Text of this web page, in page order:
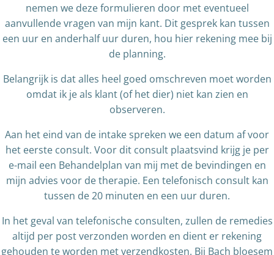
nemen we deze formulieren door met eventueel
aanvullende vragen van mijn kant. Dit gesprek kan tussen
een uur en anderhalf uur duren, hou hier rekening mee bij
de planning.
Belangrijk is dat alles heel goed omschreven moet worden
omdat ik je als klant (of het dier) niet kan zien en
observeren.
Aan het eind van de intake spreken we een datum af voor
het eerste consult. Voor dit consult plaatsvind krijg je per
e-mail een Behandelplan van mij met de bevindingen en
mijn advies voor de therapie. Een telefonisch consult kan
tussen de 20 minuten en een uur duren.
In het geval van telefonische consulten, zullen de remedies
altijd per post verzonden worden en dient er rekening
gehouden te worden met verzendkosten. Bij Bach bloesem